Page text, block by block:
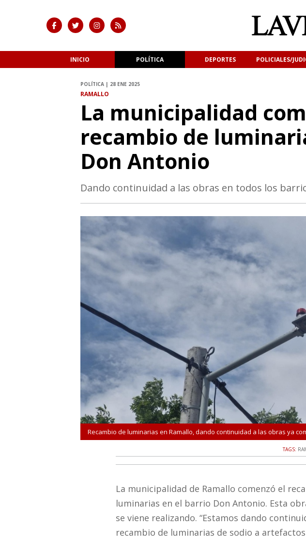
INICIO POLÍTICA DEPORTES POLICIALES/
POLÍTICA | 28 ENE 2025
RAMALLO
La municipalidad
recambio de
Don Antonio
Dando continuidad a las obras en todos los
Recambio de luminarias en Ramallo, dando continuidad a las obras ya
TAGS:
La municipalidad de Ramallo comenzó el
luminarias en el barrio Don Antonio. Esta
se viene realizando. “Estamos dando
recambio de luminarias de sodio a